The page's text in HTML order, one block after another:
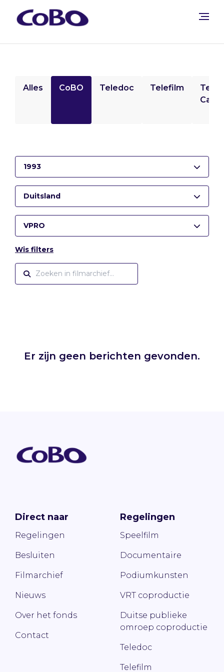
Alles CoBO Teledoc Telefilm
1993
Duitsland
VPRO
Wis filters
Er zijn geen berichten gevonden.
Direct naar
Regelingen
Besluiten
Filmarchief
Nieuws
Over het fonds
Contact
Regelingen
Speelfilm
Documentaire
Podiumkunsten
VRT coproductie
Duitse publieke
omroep coproductie
Teledoc
Telefilm